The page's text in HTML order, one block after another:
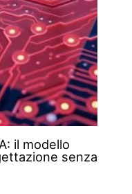
il modello
senza